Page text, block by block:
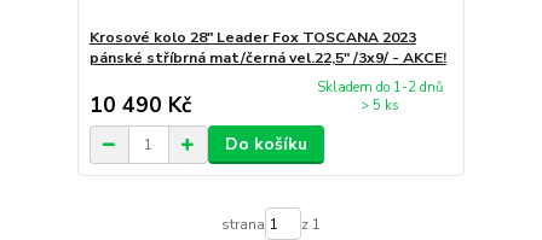
Krosové kolo 28" Leader Fox TOSCANA 2023
pánské stříbrná mat/černá vel.22,5" /3x9/ - AKCE!
10 490 Kč
Skladem do 1-2 dnů
> 5 ks
Do košíku
strana z 1